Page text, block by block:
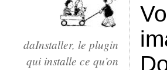
daInstaller, le plugin
qui installe ce qu’on